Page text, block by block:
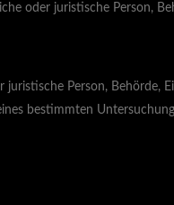
oder juristische Person,
juristische Person, Behörde,
bestimmten